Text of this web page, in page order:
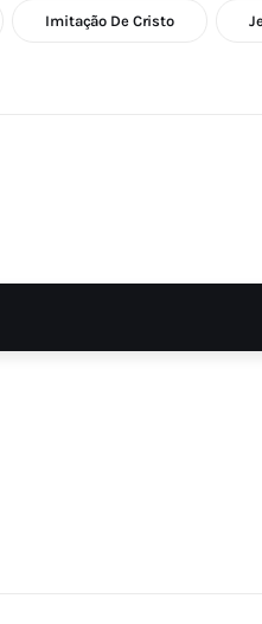
Imitação De Cristo